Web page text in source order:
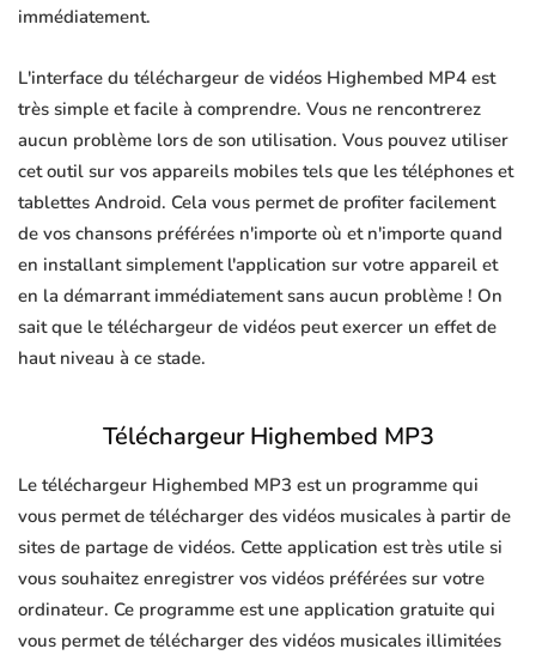
immédiatement.
L'interface du téléchargeur de vidéos Highembed MP4 est
très simple et facile à comprendre. Vous ne rencontrerez
aucun problème lors de son utilisation. Vous pouvez utiliser
cet outil sur vos appareils mobiles tels que les téléphones et
tablettes Android. Cela vous permet de profiter facilement
de vos chansons préférées n'importe où et n'importe quand
en installant simplement l'application sur votre appareil et
en la démarrant immédiatement sans aucun problème ! On
sait que le téléchargeur de vidéos peut exercer un effet de
haut niveau à ce stade.
Téléchargeur Highembed MP3
Le téléchargeur Highembed MP3 est un programme qui
vous permet de télécharger des vidéos musicales à partir de
sites de partage de vidéos. Cette application est très utile si
vous souhaitez enregistrer vos vidéos préférées sur votre
ordinateur. Ce programme est une application gratuite qui
vous permet de télécharger des vidéos musicales illimitées